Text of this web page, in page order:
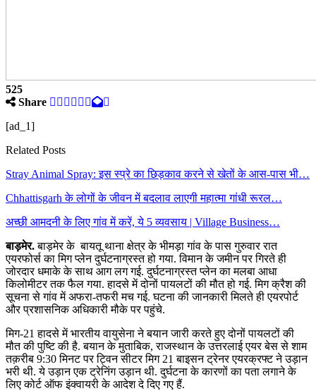
525
Share
[ad_1]
Related Posts
Stray Animal Spray: इस स्प्रे का छिड़काव करने से खेतों के आस-पास भी…
Chhattisgarh के लोगों के जीवन में बदलाव लाएगी महात्मा गांधी रूरल…
अच्छी आमदनी के लिए गांव में करें, ये 5 व्यवसाय | Village Business…
बाड़मेर.बाड़मेर के बायतू थाना क्षेत्र के भीमड़ा गांव के पास गुरुवार रात
एयरफोर्स का मिग प्लेन दुर्घटनाग्रस्त हो गया. विमान के जमीन पर गिरते ही
जोरदार धमाके के साथ आग लग गई. दुर्घटनाग्रस्त प्लेन का मलबा आधा
किलोमीटर तक फैल गया. हादसे में दोनों पायलटों की मौत हो गई. मिग क्रैश की
सूचना से गांव में अफरा-तफरी मच गई. घटना की जानकारी मिलते ही एयरपोर्ट
और प्रशासनिक अधिकारी मौके पर पहुंचे.
मिग-21 हादसे में भारतीय वायुसेना ने बयान जारी करते हुए दोनों पायलटों की
मौत की पुष्टि की है. बयान के मुताबिक, राजस्थान के उत्तरलाई एयर बेस से शाम
तक़रीब 9:30 मिनट पर ट्विन सीटर मिग 21 बाइसन ट्रेनर एयरक्रफ्ट ने उड़ान
भरी थी. ये उड़ान एक ट्रेनिंग उड़ान थी. दुर्घटना के कारणों का पता लगाने के
लिए कोर्ट ऑफ इंक्वायरी के आदेश दे दिए गए हैं.